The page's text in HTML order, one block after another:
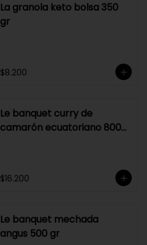
La granola keto bolsa 350
gr
$8.200
Le banquet curry de
camarón ecuatoriano 800
$16.200
Le banquet mechada
angus 500 gr